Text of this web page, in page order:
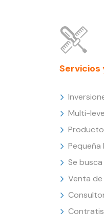
Servicios
Multi-
Pequeña
Se busca
Venta